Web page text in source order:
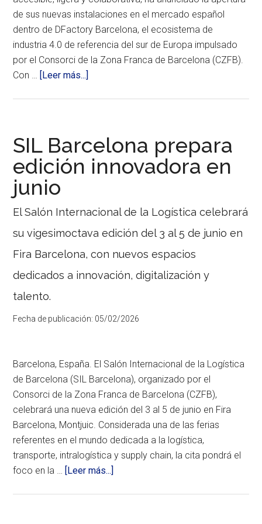
industria
4.0.
de sus nuevas instalaciones en el mercado español
dentro de DFactory Barcelona, el ecosistema de
industria 4.0 de referencia del sur de Europa impulsado
por el Consorci de la Zona Franca de Barcelona (CZFB).
Con …
[Leer más...]
desembarca
en
DFactory
empresa
italiana
instalaciones
DFactory
Barcelona,
reforzando
y
robótica
accesible
y
colaborativa
al
ecosistema
industrial
impulsado
por
el
CZFB.
SIL Barcelona prepara
edición innovadora en
junio
El Salón Internacional de la Logística celebrará
su vigesimoctava edición del 3 al 5 de junio en
Fira Barcelona, con nuevos espacios
dedicados a innovación, digitalización y
talento.
Fecha de publicación: 05/02/2026
Barcelona, España. El Salón Internacional de la Logística
de Barcelona (SIL Barcelona), organizado por el
Consorci de la Zona Franca de Barcelona (CZFB),
celebrará una nueva edición del 3 al 5 de junio en Fira
Barcelona, Montjuic. Considerada una de las ferias
referentes en el mundo dedicada a la logística,
transporte, intralogística y supply chain, la cita pondrá el
foco en la …
[Leer más...]